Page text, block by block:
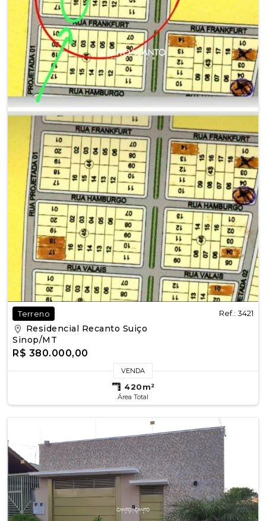
Terreno Ref.: 3421
Residencial Recanto Suiço
Sinop/MT
R$ 380.000,00
VENDA
420m²
Área Total